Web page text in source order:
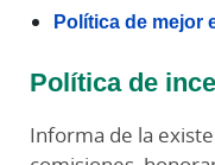
Política de mejor
Política de
Informa de la